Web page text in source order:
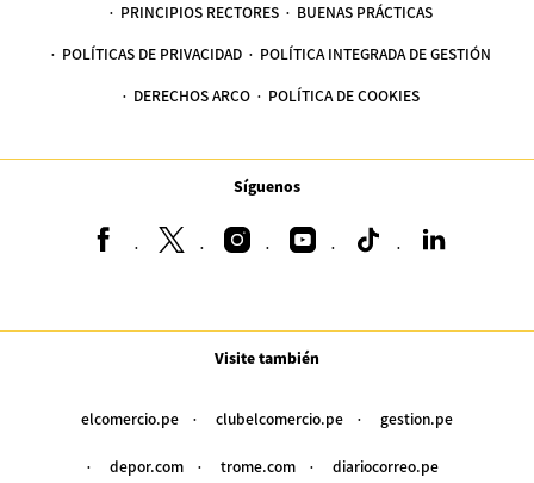
PRINCIPIOS RECTORES BUENAS PRÁCTICAS
POLÍTICAS DE PRIVACIDAD POLÍTICA INTEGRADA DE GESTIÓN
DERECHOS ARCO POLÍTICA DE COOKIES
Síguenos
Visite también
elcomercio.pe clubelcomercio.pe gestion.pe
depor.com trome.com diariocorreo.pe